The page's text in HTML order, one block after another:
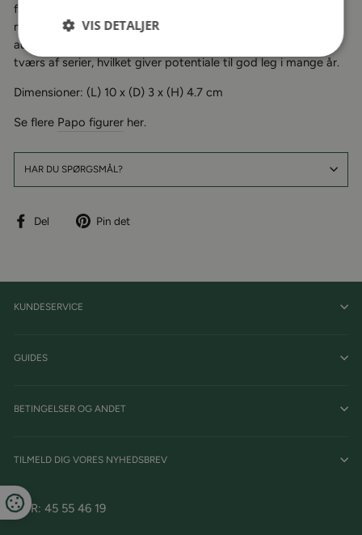
fantasifuld leg. Hver enkelt figur er håndmalet med øje for
naturtro farver og fine detaljer, som giver et levende og
autentisk udtryk. De passer størrelsesmæssigt sammen på
tværs af serier, hvilket giver potentiale til god leg i mange år.
Dimensioner: (L) 10 x (D) 3 x (H) 4.7 cm
Se flere Papo figurer her.
HAR DU SPØRGSMÅL?
Del
Del
Pin det
KUNDESERVICE
GUIDES
BETINGELSER OG ANDET
TILMELD DIG VORES NYHEDSBREV
CVR: 45 55 46 19
VIS DETALJER